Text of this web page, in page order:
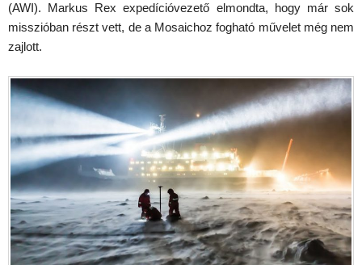
(AWI). Markus Rex expedícióvezető elmondta, hogy már sok
misszióban részt vett, de a Mosaichoz fogható művelet még nem
zajlott.